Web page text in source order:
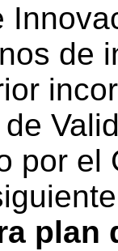
de
por
plan